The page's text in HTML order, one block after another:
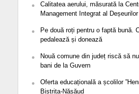
Calitatea aerului, măsurată la
Management Integrat al
Pe două roți pentru o faptă bună.
pedalează și donează
Nouă comune din județ riscă să
bani de la Guvern
Oferta educațională a școlilor
Bistrița-Năsăud